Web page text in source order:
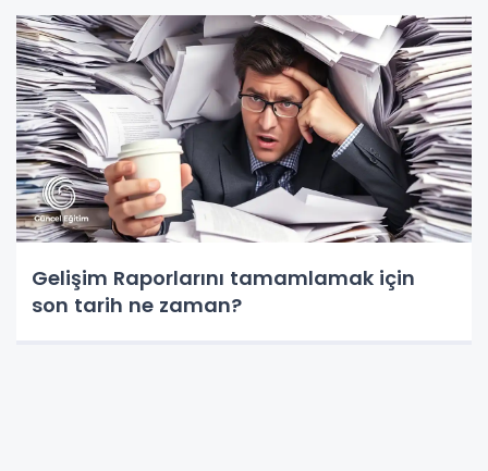
Gelişim Raporlarını tamamlamak için
son tarih ne zaman?